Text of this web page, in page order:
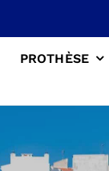
PROTHÈSE